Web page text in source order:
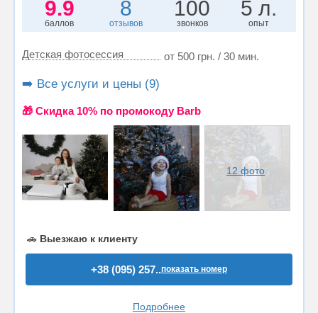
9.9
баллов
8
отзывов
100
звонков
5 л.
опыт
Детская фотосессия от 500 грн. / 30 мин.
➡️ Все услуги и цены (9)
🎁 Cкидка 10% по промокоду Barb
12 фото
🚗 Выезжаю к клиенту
+38 (095) 257..показать номер
Подробнее